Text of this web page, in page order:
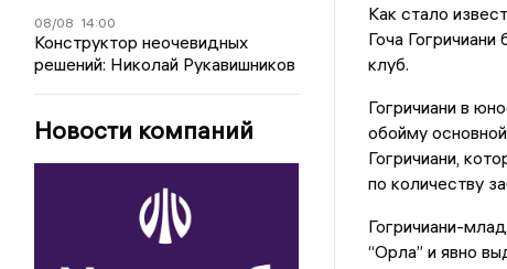
08/08 14:00
Конструктор неочевидных
решений: Николай Рукавишников
Новости компаний
Как стало
Гоча
клуб.
Гогричиани в
обойму
Гогричиани,
по количеству
Гогричиани-
“Орла” и явно